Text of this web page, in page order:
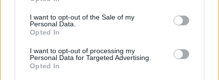
I want to opt-out of the Sale of my
Personal Data.
Opted In
I want to opt-out of processing my
Personal Data for Targeted Advertising.
Opted In
NX7 é o novo SUV da Nissan para China e
pode chegar à Europa